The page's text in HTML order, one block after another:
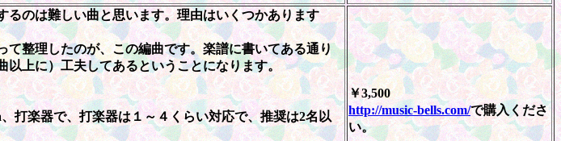
のは難しい曲と思います。理由はいくつかあります
整理したのが、この編曲です。楽譜に書いてある通り
上に）工夫してあるということになります。
打楽器で、打楽器は１～４くらい対応で、推奨は2名以
￥3,500
http://music-bells.com/で購入くださ
い。